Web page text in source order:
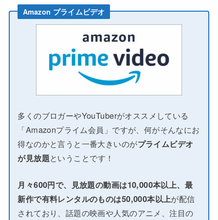
Amazon プライムビデオ
多くのブロガーやYouTuberがオススメしている
「Amazonプライム会員」ですが、何がそんなにお
得なのかと言うと一番大きいのがプライムビデオ
が見放題ということです！
月々600円で、見放題の動画は10,000本以上、最
新作で有料レンタルのものは50,000本以上が配信
されており、話題の映画や人気のアニメ、注目の